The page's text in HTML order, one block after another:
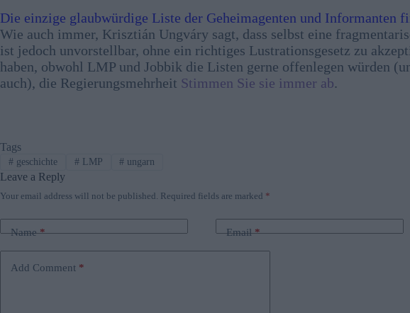
Die einzige glaubwürdige Liste der Geheimagenten und Informanten
Wie auch immer, Krisztián Ungváry sagt, dass selbst eine
ist jedoch unvorstellbar, ohne ein richtiges Lustrationsgesetz zu
haben, obwohl LMP und Jobbik die Listen gerne offenlegen würden
auch), die Regierungsmehrheit Stimmen Sie sie immer ab.
Tags
#geschichte #LMP # ungarn
Leave a Reply
Your email address will not be published. Required fields are marked *
Name* Email*
Add Comment *